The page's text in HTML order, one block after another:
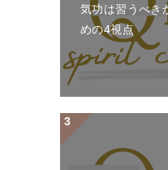
気功は習うべき
めの4視点